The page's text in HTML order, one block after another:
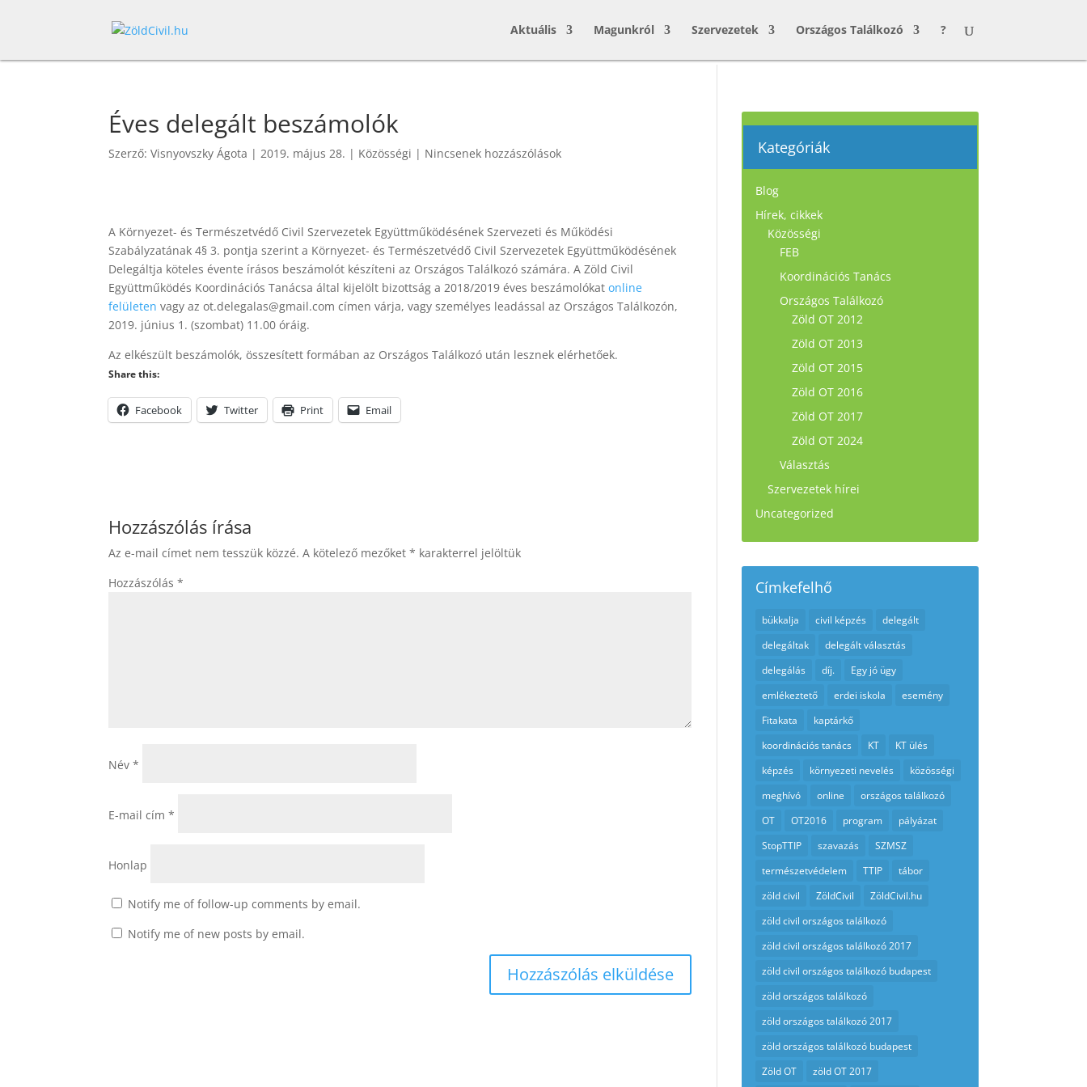
Aktuális Magunkról Szervezetek Országos Találkozó ?
Éves delegált beszámolók
Szerző:Visnyovszky Ágota |2019. május 28. | Közösségi | Nincsenek hozzászólások
A Környezet- és Természetvédő Civil Szervezetek Együttműködésének Szervezeti és Működési
Szabályzatának 4§ 3. pontja szerint a Környezet- és Természetvédő Civil Szervezetek Együttműködésének
Delegáltja köteles évente írásos beszámolót készíteni az Országos Találkozó számára. A Zöld Civil
Együttműködés Koordinációs Tanácsa által kijelölt bizottság a 2018/2019 éves beszámolókatonline
felületen vagy az ot.delegalas@gmail.com címen várja, vagy személyes leadással az Országos Találkozón,
2019. június 1. (szombat) 11.00 óráig.
Az elkészült beszámolók, összesített formában az Országos Találkozó után lesznek elérhetőek.
Share this:
Facebook Twitter Print Email
Hozzászólás írása
Az e-mail címet nem tesszük közzé. A kötelező mezőket* karakterrel jelöltük
Hozzászólás*
Név*
E-mail cím*
Honlap
Notify me of follow-up comments by email.
Notify me of new posts by email.
Kategóriák
Blog
Hírek, cikkek
Közösségi
FEB
Koordinációs Tanács
Országos Találkozó
Zöld OT 2012
Zöld OT 2013
Zöld OT 2015
Zöld OT 2016
Zöld OT 2017
Zöld OT 2024
Választás
Szervezetek hírei
Uncategorized
Címkefelhő
bükkalja civil képzés
delegált
delegáltak
delegált választás
delegálás
díj.
Egy jó ügy
emlékeztető
erdei iskola
esemény
Fitakata
kaptárkő
koordinációs tanács
KT
KT ülés
képzés
környezeti nevelés
közösségi
meghívó
online
országos találkozó
OT
OT2016 program
pályázat
StopTTIP
szavazás
SZMSZ
természetvédelem
TTIP
tábor
zöld civil
ZöldCivil
ZöldCivil.hu
zöld civil országos találkozó
zöld civil országos találkozó 2017
zöld civil országos találkozó budapest
zöld országos találkozó
zöld országos találkozó 2017
zöld országos találkozó budapest
Zöld OT
zöld OT 2017